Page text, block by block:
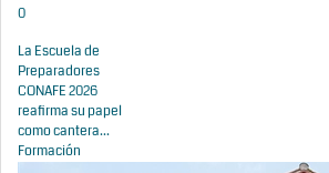
0
La Escuela de
Preparadores
CONAFE 2026
reafirma su papel
como cantera...
Formación